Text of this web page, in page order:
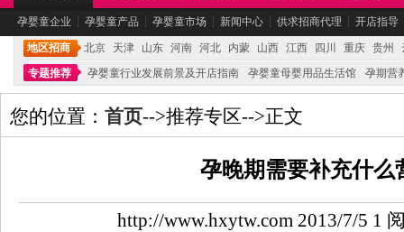
孕婴童企业 ┆ 孕婴童产品 ┆ 孕婴童市场 ┆ 新闻中心 ┆ 供求招商代理 ┆ 开店指导
地区招商 北京 天津 山东 河南 河北 内蒙 山西 江西 四川 重庆 贵州
专题推荐
孕婴童行业发展前景及开店指南 孕婴童母婴用品生活馆 孕期营
您的位置： 首页-->推荐专区-->正文
孕晚期需要补充什么
http://www.hxytw.com 2013/7/5 1